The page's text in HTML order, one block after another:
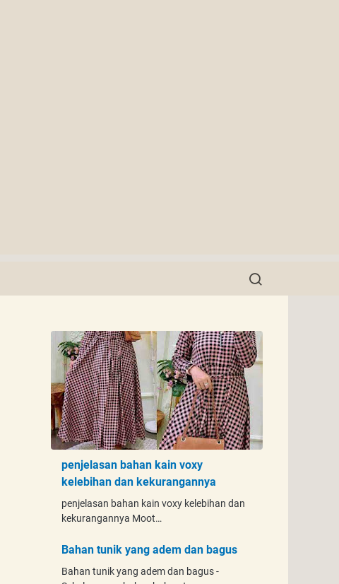
penjelasan bahan kain voxy
kelebihan dan kekurangannya
penjelasan bahan kain voxy kelebihan dan
kekurangannya Moot…
Bahan tunik yang adem dan bagus
Bahan tunik yang adem dan bagus -